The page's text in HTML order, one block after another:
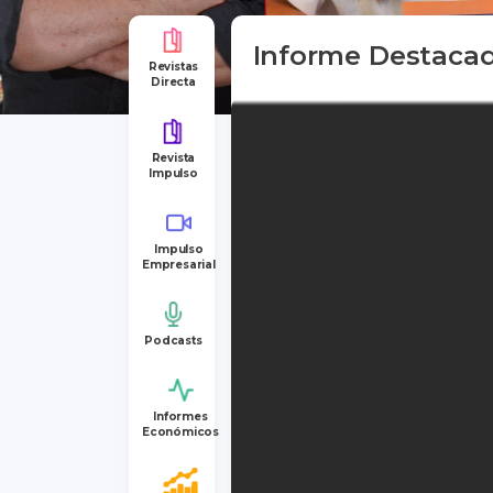
Revistas
Directa
Revista
Impulso
Impulso
Empresarial
Podcasts
Informes
Económicos
Informe